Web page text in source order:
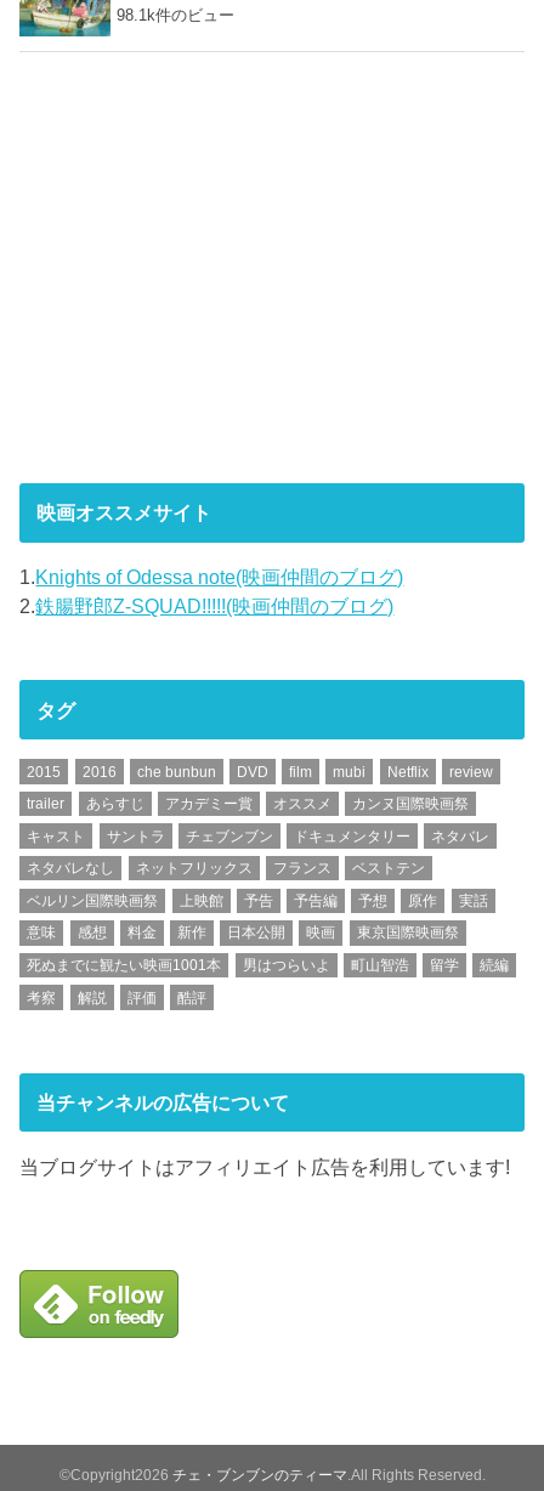
98.1k件のビュー
映画オススメサイト
1.Knights of Odessa note(映画仲間のブログ)
2.鉄腸野郎Z-SQUAD!!!!!(映画仲間のブログ)
タグ
2015 2016 che bunbun DVD film mubi Netflix
review
trailer
あらすじ アカデミー賞 オススメ
カンヌ国際映画祭
キャスト
サントラ チェブンブン ドキュメンタリー
ネタバレ
ネタバレなし
ネットフリックス フランス
ベストテン
ベルリン国際映画祭
上映館 予告 予告編 予想 原作
実話
意味
感想 料金 新作 日本公開 映画
東京国際映画祭
死ぬまでに観たい映画1001本
男はつらいよ 町山智浩 留学
続編
考察
解説 評価 酷評
当チャンネルの広告について
当ブログサイトはアフィリエイト広告を利用しています!
©Copyright2026 チェ・ブンブンのティーマ .All Rights Reserved.